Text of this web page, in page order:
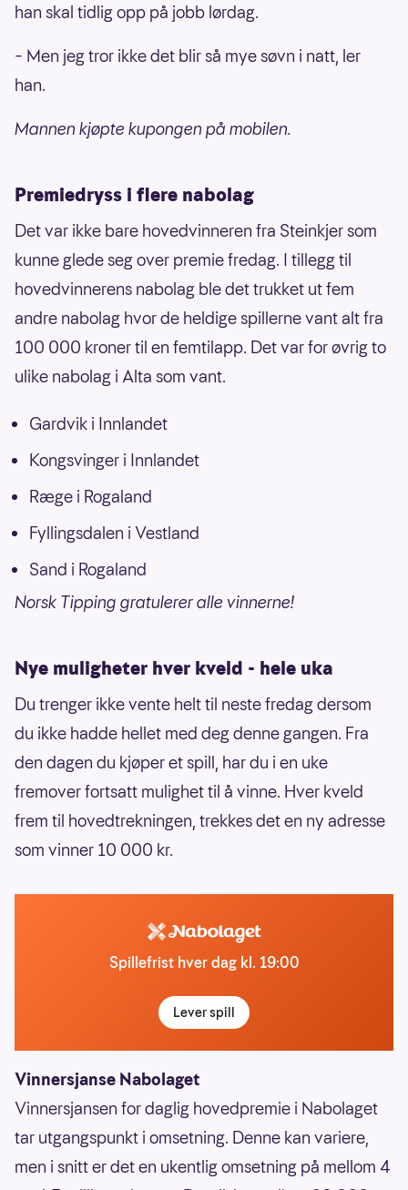
han skal tidlig opp på jobb lørdag.
– Men jeg tror ikke det blir så mye søvn i natt, ler
han.
Mannen kjøpte kupongen på mobilen.
Premiedryss i flere nabolag
Det var ikke bare hovedvinneren fra Steinkjer som
kunne glede seg over premie fredag. I tillegg til
hovedvinnerens nabolag ble det trukket ut fem
andre nabolag hvor de heldige spillerne vant alt fra
100 000 kroner til en femtilapp. Det var for øvrig to
ulike nabolag i Alta som vant.
Gardvik i Innlandet
Kongsvinger i Innlandet
Ræge i Rogaland
Fyllingsdalen i Vestland
Sand i Rogaland
Norsk Tipping gratulerer alle vinnerne!
Nye muligheter hver kveld - hele uka
Du trenger ikke vente helt til neste fredag dersom
du ikke hadde hellet med deg denne gangen. Fra
den dagen du kjøper et spill, har du i en uke
fremover fortsatt mulighet til å vinne. Hver kveld
frem til hovedtrekningen, trekkes det en ny adresse
som vinner 10 000 kr.
Spillefrist hver dag kl. 19:00
Lever spill
Vinnersjanse Nabolaget
Vinnersjansen for daglig hovedpremie i Nabolaget
tar utgangspunkt i omsetning. Denne kan variere,
men i snitt er det en ukentlig omsetning på mellom 4